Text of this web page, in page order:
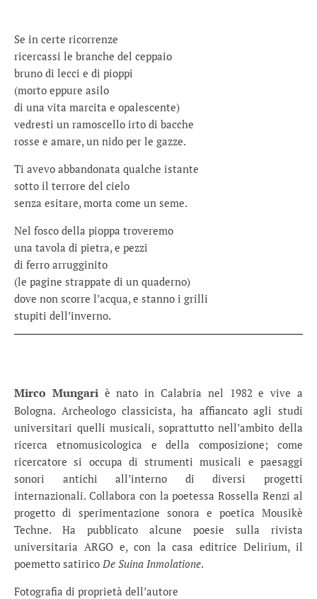
Se in certe ricorrenze
ricercassi le branche del ceppaio
bruno di lecci e di pioppi
(morto eppure asilo
di una vita marcita e opalescente)
vedresti un ramoscello irto di bacche
rosse e amare, un nido per le gazze.
Ti avevo abbandonata qualche istante
sotto il terrore del cielo
senza esitare, morta come un seme.
Nel fosco della pioppa troveremo
una tavola di pietra, e pezzi
di ferro arrugginito
(le pagine strappate di un quaderno)
dove non scorre l’acqua, e stanno i grilli
stupiti dell’inverno.
Mirco Mungariè nato in Calabria nel 1982 e vive a
Bologna. Archeologo classicista, ha affiancato agli studi
universitari quelli musicali, soprattutto nell’ambito della
ricerca etnomusicologica e della composizione; come
ricercatore si occupa di strumenti musicali e paesaggi
sonori antichi all’interno di diversi progetti
internazionali. Collabora con la poetessa Rossella Renzi al
progetto di sperimentazione sonora e poetica Mousikè
Techne. Ha pubblicato alcune poesie sulla rivista
universitaria ARGO e, con la casa editrice Delirium, il
poemetto satirico De Suina Inmolatione.
Fotografia di proprietà dell’autore